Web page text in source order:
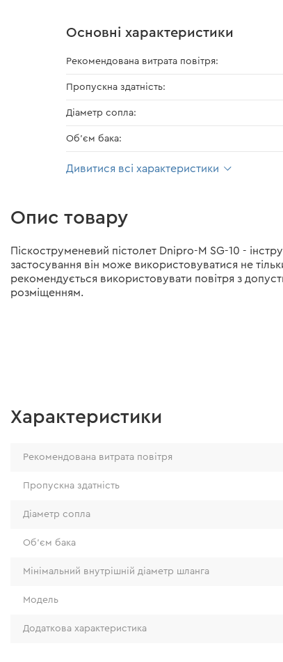
Основні характеристики
Рекомендована витрата повітря:
Пропускна здатність:
Діаметр сопла:
Об'єм бака:
Дивитися всі характеристики
Опис товару
Піскоструменевий пістолет Dnipro-M SG-10 -
застосування він може використовуватися не
рекомендується використовувати повітря з
розміщенням.
Характеристики
Рекомендована витрата повітря
Пропускна здатність
Діаметр сопла
Об'єм бака
Мінімальний внутрішній діаметр шланга
Модель
Додаткова характеристика